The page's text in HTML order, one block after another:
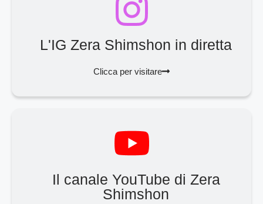
L'IG Zera Shimshon in diretta
Clicca per visitare
Il canale YouTube di Zera
Shimshon